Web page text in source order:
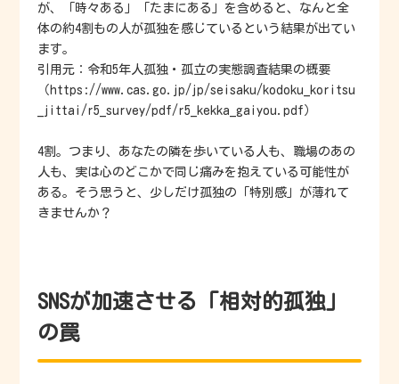
が、「時々ある」「たまにある」を含めると、なんと全
体の約4割もの人が孤独を感じているという結果が出てい
ます。
引用元：令和5年人孤独・孤立の実態調査結果の概要
（https://www.cas.go.jp/jp/seisaku/kodoku_koritsu
_jittai/r5_survey/pdf/r5_kekka_gaiyou.pdf）
4割。つまり、あなたの隣を歩いている人も、職場のあの
人も、実は心のどこかで同じ痛みを抱えている可能性が
ある。そう思うと、少しだけ孤独の「特別感」が薄れて
きませんか？
SNSが加速させる「相対的孤独」
の罠